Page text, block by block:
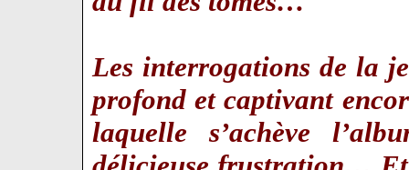
Les interrogations de la
profond et captivant
laquelle s’achève